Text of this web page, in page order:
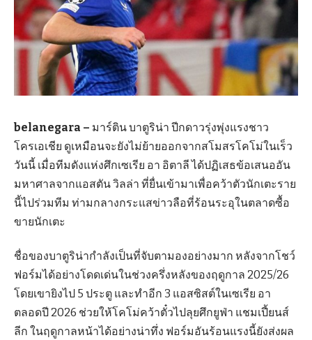
belanegara – มาร์ติน บาตูริน่า ปีกดาวรุ่งพุ่งแรงชาว
โครเอเชีย ดูเหมือนจะยังไม่ย้ายออกจากสโมสรโคโม่ในเร็ว
วันนี้ เมื่อทีมดังแห่งศึกเซเรีย อา อิตาลี ได้ปฏิเสธข้อเสนออัน
มหาศาลจากแอสตัน วิลล่า ที่ยื่นเข้ามาเพื่อคว้าตัวนักเตะราย
นี้ไปร่วมทีม ท่ามกลางกระแสข่าวลือที่ร้อนระอุในตลาดซื้อ
ขายนักเตะ
ชื่อของบาตูริน่ากำลังเป็นที่จับตามองอย่างมาก หลังจากโชว์
ฟอร์มได้อย่างโดดเด่นในช่วงครึ่งหลังของฤดูกาล 2025/26
โดยเขายิงไป 5 ประตู และทำอีก 3 แอสซิสต์ในเซเรีย อา
ตลอดปี 2026 ช่วยให้โคโม่คว้าตั๋วไปลุยศึกยูฟ่า แชมเปี้ยนส์
ลีก ในฤดูกาลหน้าได้อย่างน่าทึ่ง ฟอร์มอันร้อนแรงนี้ยังส่งผล